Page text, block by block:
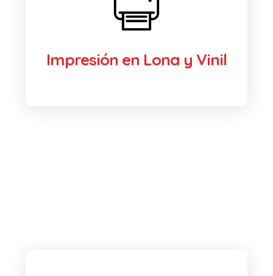
Impresión en Lona y Vinil